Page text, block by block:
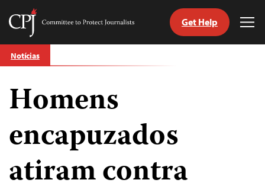
Skip
to
Committee
Journalists
Get Help
Notícias
Homens
encapuzados
atiram contra